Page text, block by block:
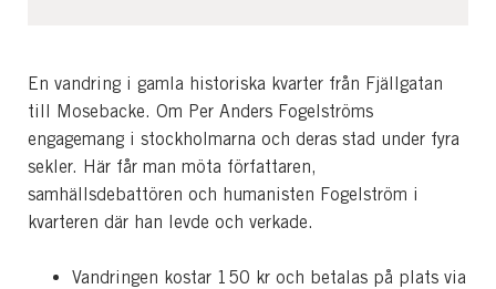
En vandring i gamla historiska kvarter från Fjällgatan
till Mosebacke. Om Per Anders Fogelströms
engagemang i stockholmarna och deras stad under fyra
sekler. Här får man möta författaren,
samhällsdebattören och humanisten Fogelström i
kvarteren där han levde och verkade.
Vandringen kostar 150 kr och betalas på plats via